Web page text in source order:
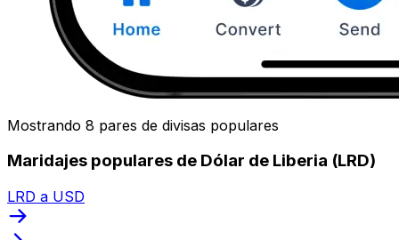
Mostrando 8 pares de divisas populares
Maridajes populares de Dólar de Liberia (LRD)
LRD a USD